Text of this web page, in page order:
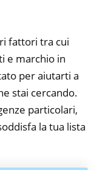
fattori tra cui
e marchio in
per aiutarti a
stai cercando.
particolari,
la tua lista